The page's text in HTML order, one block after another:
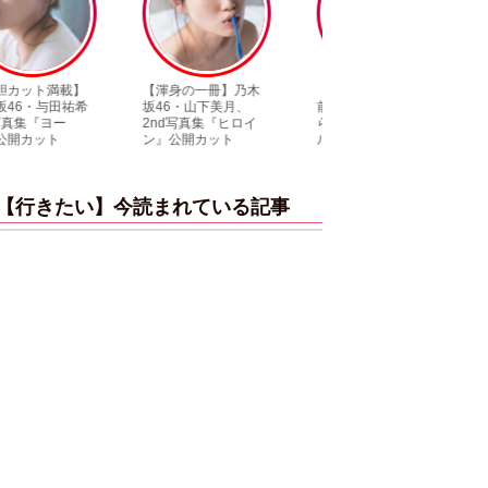
【渾身の一冊】乃木
坂46・山下美月、
2nd写真集『ヒロイ
ン』公開カット
【超貴重】デビュー
前の初々しい姿が見
られる「ILLIT」のセ
ルカ独占公開
【行きたい】今読まれている記事